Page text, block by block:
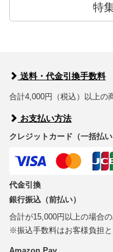
特
送料・代金引換手数料
合計4,000円（税込）以上の
お支払い方法
クレジットカード（一括払い
代金引換
銀行振込（前払い）
合計が15,000円以上の場合
※振込手数料はお客様負担と